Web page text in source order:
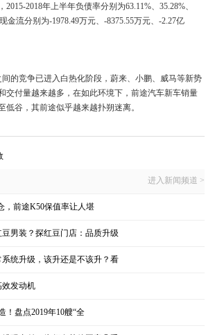
2018年上半年负债率分别为63.11%、35.28%、
金流分别为-1978.49万元、-8375.55万元、-2.27亿
的竞争已进入白热化阶段，蔚来、小鹏、威马等新势
交付量越来越多，在如此环境下，前途汽车新车销量
低谷，其前途似乎越来越扑朔迷离。
进入新闻频道 >
，前途K50保值率让人堪
男装？探红豆门店：品质升级
统升级，该升还是不该升？看
发动机
！盘点2019年10艘“全